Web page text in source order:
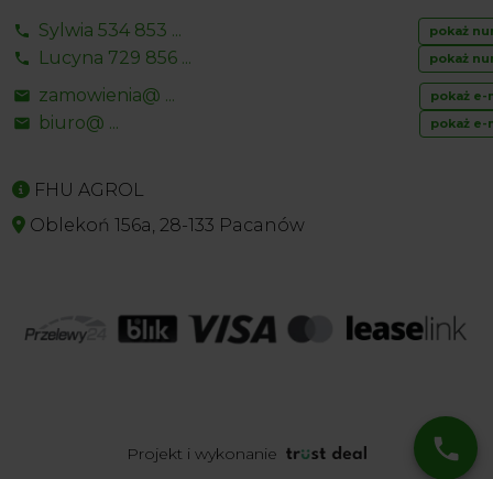
Sylwia 534 853 ... pokaż
Lucyna 729 856 ... pokaż
zamowienia@ ... pokaż e-
biuro@ ... pokaż e-
FHU AGROL
Oblekoń 156a, 28-133 Pacanów
Projekt i wykonanie